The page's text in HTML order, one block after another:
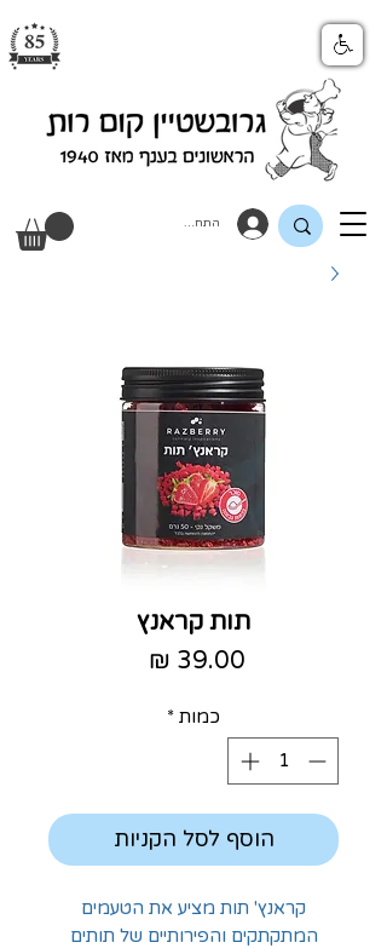
התחבר
תות קראנץ
כמות *
הוסף לסל הקניות
קראנץ' תות מציע את הטעמים
המתקתקים והפירותיים של תותים